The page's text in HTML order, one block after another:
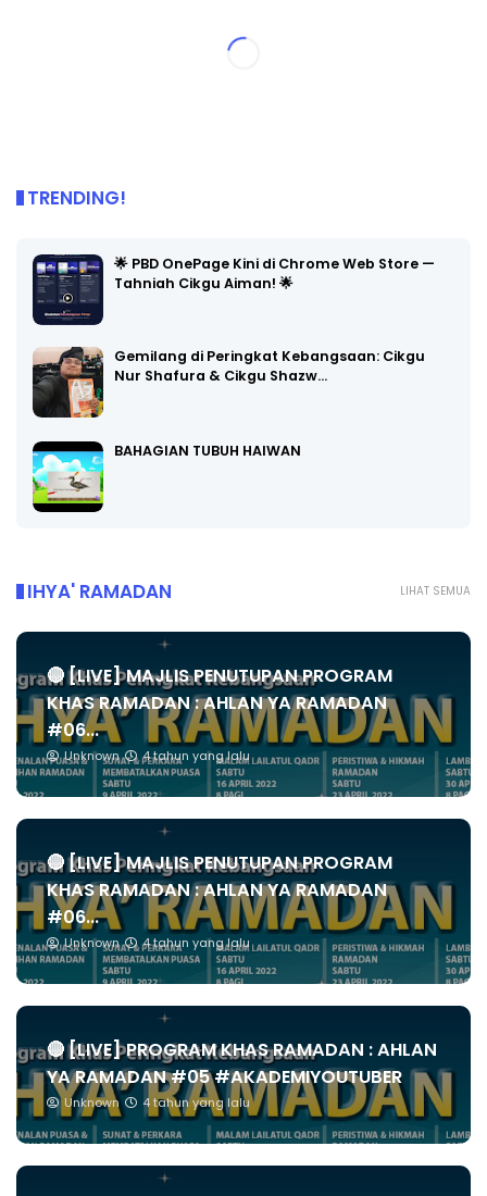
TRENDING!
🌟 PBD OnePage Kini di Chrome Web Store —
Tahniah Cikgu Aiman! 🌟
Gemilang di Peringkat Kebangsaan: Cikgu
Nur Shafura & Cikgu Shazw…
BAHAGIAN TUBUH HAIWAN
LIHAT SEMUA
IHYA' RAMADAN
🔴 [LIVE] MAJLIS PENUTUPAN PROGRAM
KHAS RAMADAN : AHLAN YA RAMADAN
#06...
Unknown 4 tahun yang lalu
🔴 [LIVE] MAJLIS PENUTUPAN PROGRAM
KHAS RAMADAN : AHLAN YA RAMADAN
#06...
Unknown 4 tahun yang lalu
🔴 [LIVE] PROGRAM KHAS RAMADAN : AHLAN
YA RAMADAN #05 #AKADEMIYOUTUBER
Unknown 4 tahun yang lalu